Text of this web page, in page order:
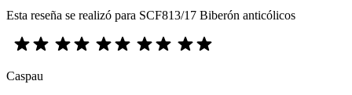
Esta reseña se realizó para SCF813/17 Biberón anticólicos
Caspau